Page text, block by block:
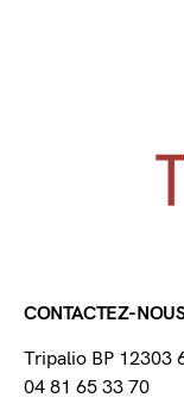
CONTACTEZ-
Tripalio BP 12303
04 81 65 33 70